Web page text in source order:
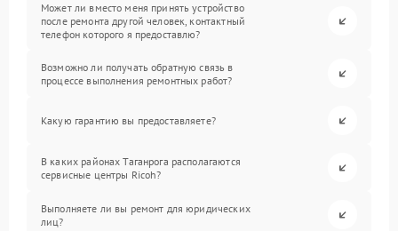
Может ли вместо меня принять устройство
после ремонта другой человек, контактный
телефон которого я предоставлю?
Возможно ли получать обратную связь в
процессе выполнения ремонтных работ?
Какую гарантию вы предоставляете?
В каких районах Таганрога располагаются
сервисные центры Ricoh?
Выполняете ли вы ремонт для юридических
лиц?